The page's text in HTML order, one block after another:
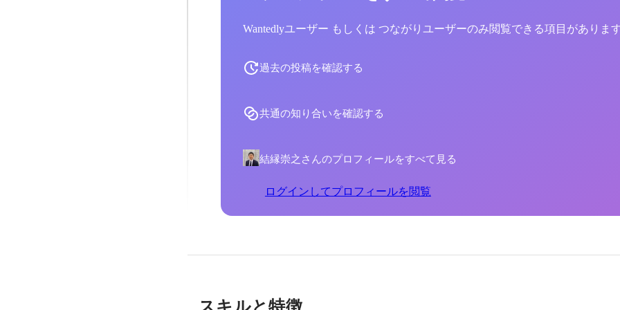
Wantedlyユーザー もしくは つながりユーザーのみ閲覧できる項目がありま
過去の投稿を確認する
共通の知り合いを確認する
結縁崇之さんのプロフィールをすべて見る
ログインしてプロフィールを閲覧